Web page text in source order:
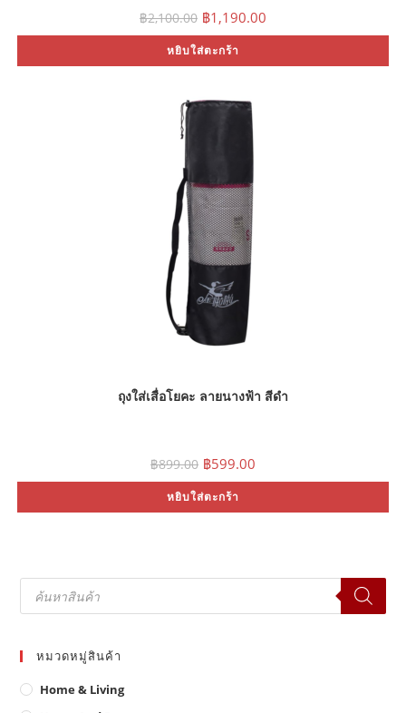
฿2,100.00 Original
price
was:
฿2,100.00.
฿1,190.00
is:
หยิบใส่ตะกร้า
ถุงใส่เสื่อโยคะ ลายนางฟ้า สีดำ
฿899.00 Original
price
was:
฿899.00.
฿599.00
is:
หยิบใส่ตะกร้า
Products
search
หมวดหมู่สินค้า
Home & Living